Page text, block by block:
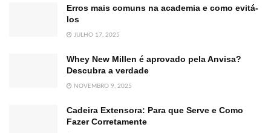
Erros mais comuns na academia e como evitá-
los
JULHO 17, 2025
Whey New Millen é aprovado pela Anvisa?
Descubra a verdade
NOVEMBRO 9, 2025
Cadeira Extensora: Para que Serve e Como
Fazer Corretamente